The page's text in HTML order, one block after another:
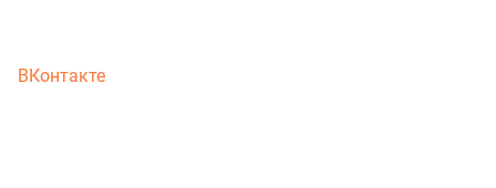
ВКонтакте